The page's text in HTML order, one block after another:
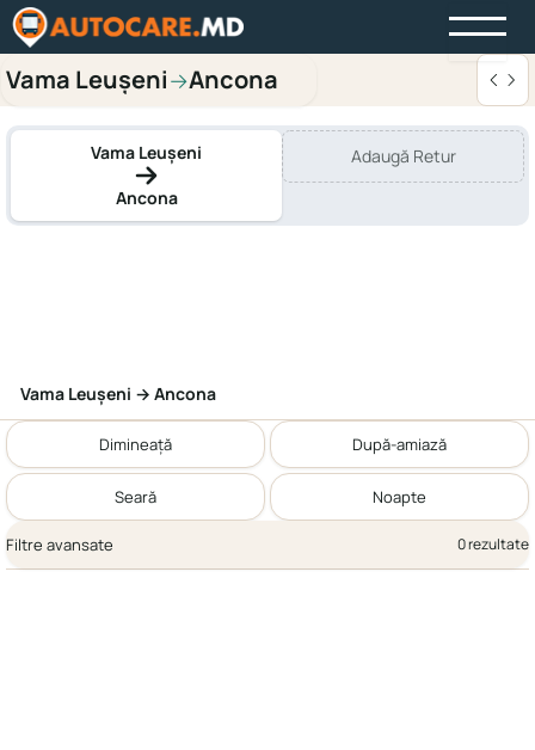
Vama Leușeni→Ancona
Vama Leușeni
Ancona
Adaugă Retur
Vama Leușeni → Ancona
Dimineață După-amiază
Seară Noapte
Filtre avansate 0 rezultate